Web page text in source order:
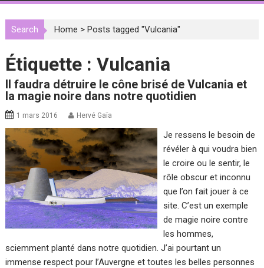
Search Home >Posts tagged "Vulcania"
Étiquette :Vulcania
Il faudra détruire le cône brisé de Vulcania et
la magie noire dans notre quotidien
1 mars 2016 Hervé Gaïa
Je ressens le besoin de
révéler à qui voudra bien
le croire ou le sentir, le
rôle obscur et inconnu
que l’on fait jouer à ce
site. C’est un exemple
de magie noire contre
les hommes,
sciemment planté dans notre quotidien. J’ai pourtant un
immense respect pour l’Auvergne et toutes les belles personnes